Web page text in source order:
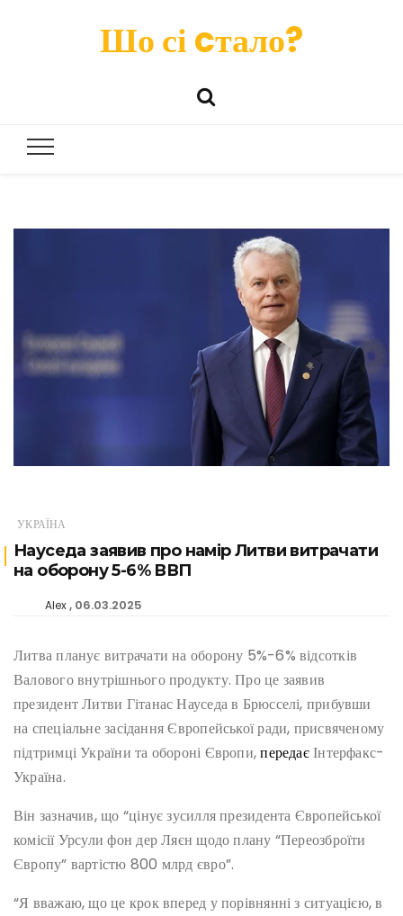
Шо сі cтало?
УКРАЇНА
Науседа заявив про намір Литви витрачати
на оборону 5-6% ВВП
Alex 06.03.2025
Литва планує витрачати на оборону 5%-6% відсотків
Валового внутрішнього продукту. Про це заявив
президент Литви Гітанас Науседа в Брюсселі, прибувши
на спеціальне засідання Європейської ради, присвяченому
підтримці України та обороні Європи,передаєІнтерфакс-
Україна.
Він зазначив, що “цінує зусилля президента Європейської
комісії Урсули фон дер Ляєн щодо плану “Переозброїти
Європу” вартістю 800 млрд євро”.
“Я вважаю, що це крок вперед у порівнянні з ситуацією, в